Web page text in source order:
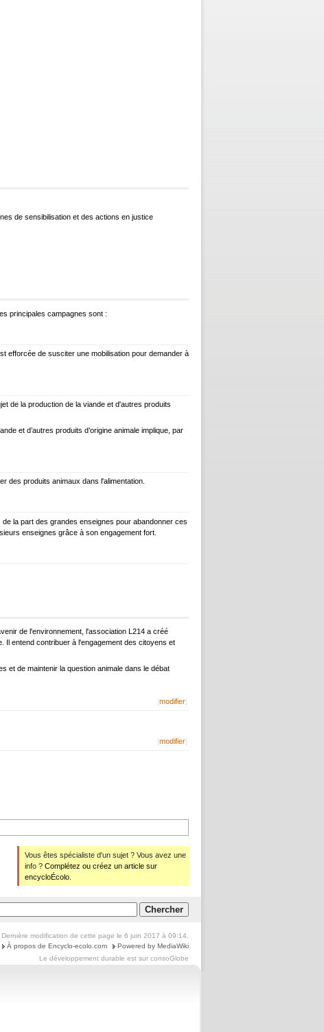
de sensibilisation et des actions en justice
principales campagnes sont :
efforcée de susciter une mobilisation pour demander à
de la production de la viande et d'autres produits
et d’autres produits d’origine animale implique, par
des produits animaux dans l'alimentation.
la part des grandes enseignes pour abandonner ces
enseignes grâce à son engagement fort.
de l'environnement, l'association L214 a créé
Il entend contribuer à l'engagement des citoyens et
et de maintenir la question animale dans le débat
[modifier]
[modifier]
Vous êtes spécialiste d'un sujet ? Vous avez une
info ? Complétez ou créez un article sur
encycloÉcolo.
Dernière modification de cette page le 6 juin 2017 à 09:14.
À propos de Encyclo-ecolo.com
Powered by MediaWiki
Le développement durable est sur consoGlobe